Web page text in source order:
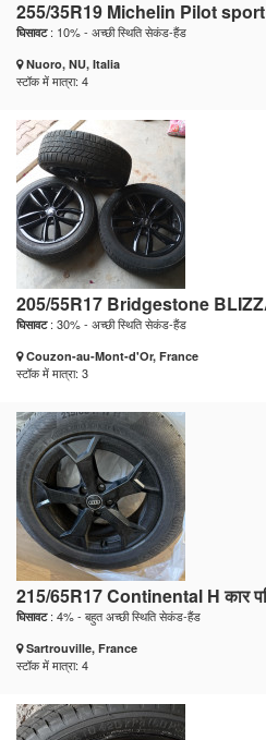
255/35R19 Michelin Pilot sport
घिसावट: 10% - अच्छी स्थिति सेकंड-हैंड
Nuoro, NU, Italia
स्टॉक में मात्रा: 4
205/55R17 Bridgestone
घिसावट: 30% - अच्छी स्थिति सेकंड-हैंड
Couzon-au-Mont-d'Or, France
स्टॉक में मात्रा: 3
215/65R17 Continental H कार
घिसावट: 4% - बहुत अच्छी स्थिति सेकंड-हैंड
Sartrouville, France
स्टॉक में मात्रा: 4